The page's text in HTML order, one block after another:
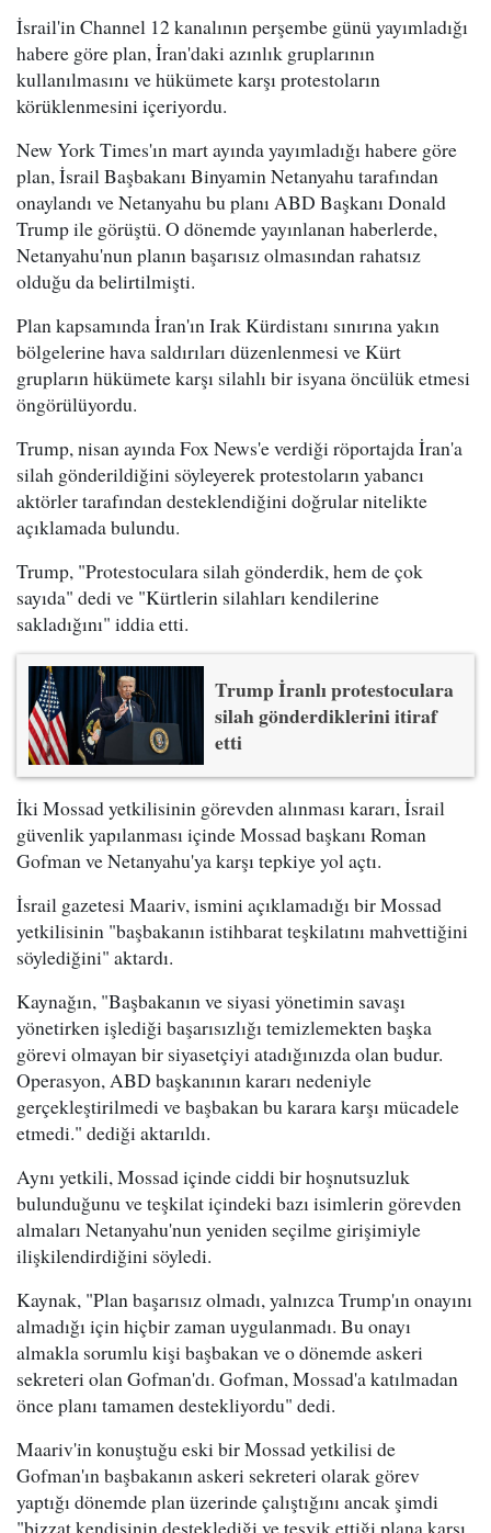
İsrail'in Channel 12 kanalının perşembe günü yayımladığı
habere göre plan, İran'daki azınlık gruplarının
kullanılmasını ve hükümete karşı protestoların
körüklenmesini içeriyordu.
New York Times'ın mart ayında yayımladığı habere göre
plan, İsrail Başbakanı Binyamin Netanyahu tarafından
onaylandı ve Netanyahu bu planı ABD Başkanı Donald
Trump ile görüştü. O dönemde yayınlanan haberlerde,
Netanyahu'nun planın başarısız olmasından rahatsız
olduğu da belirtilmişti.
Plan kapsamında İran'ın Irak Kürdistanı sınırına yakın
bölgelerine hava saldırıları düzenlenmesi ve Kürt
grupların hükümete karşı silahlı bir isyana öncülük etmesi
öngörülüyordu.
Trump, nisan ayında Fox News'e verdiği röportajda İran'a
silah gönderildiğini söyleyerek protestoların yabancı
aktörler tarafından desteklendiğini doğrular nitelikte
açıklamada bulundu.
Trump, "Protestoculara silah gönderdik, hem de çok
sayıda" dedi ve "Kürtlerin silahları kendilerine
sakladığını" iddia etti.
Trump İranlı protestoculara
silah gönderdiklerini itiraf
etti
İki Mossad yetkilisinin görevden alınması kararı, İsrail
güvenlik yapılanması içinde Mossad başkanı Roman
Gofman ve Netanyahu'ya karşı tepkiye yol açtı.
İsrail gazetesi Maariv, ismini açıklamadığı bir Mossad
yetkilisinin "başbakanın istihbarat teşkilatını mahvettiğini
söylediğini" aktardı.
Kaynağın, "Başbakanın ve siyasi yönetimin savaşı
yönetirken işlediği başarısızlığı temizlemekten başka
görevi olmayan bir siyasetçiyi atadığınızda olan budur.
Operasyon, ABD başkanının kararı nedeniyle
gerçekleştirilmedi ve başbakan bu karara karşı mücadele
etmedi." dediği aktarıldı.
Aynı yetkili, Mossad içinde ciddi bir hoşnutsuzluk
bulunduğunu ve teşkilat içindeki bazı isimlerin görevden
almaları Netanyahu'nun yeniden seçilme girişimiyle
ilişkilendirdiğini söyledi.
Kaynak, "Plan başarısız olmadı, yalnızca Trump'ın onayını
almadığı için hiçbir zaman uygulanmadı. Bu onayı
almakla sorumlu kişi başbakan ve o dönemde askeri
sekreteri olan Gofman'dı. Gofman, Mossad'a katılmadan
önce planı tamamen destekliyordu" dedi.
Maariv'in konuştuğu eski bir Mossad yetkilisi de
Gofman'ın başbakanın askeri sekreteri olarak görev
yaptığı dönemde plan üzerinde çalıştığını ancak şimdi
"bizzat kendisinin desteklediği ve teşvik ettiği plana karşı